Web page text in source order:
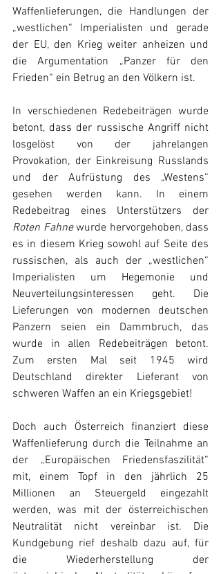
Waffenlieferungen, die Handlungen der
„westlichen“ Imperialisten und gerade
der EU, den Krieg weiter anheizen und
die Argumentation „Panzer für den
Frieden“ ein Betrug an den Völkern ist.
In verschiedenen Redebeiträgen wurde
betont, dass der russische Angriff nicht
losgelöst von der jahrelangen
Provokation, der Einkreisung Russlands
und der Aufrüstung des „Westens“
gesehen werden kann. In einem
Roten Fahne wurde hervorgehoben, dass
es in diesem Krieg sowohl auf Seite des
russischen, als auch der „westlichen“
Imperialisten um Hegemonie und
Neuverteilungsinteressen geht. Die
Lieferungen von modernen deutschen
Panzern seien ein Dammbruch, das
wurde in allen Redebeiträgen betont.
Zum ersten Mal seit 1945 wird
Deutschland direkter Lieferant von
schweren Waffen an ein Kriegsgebiet!
Doch auch Österreich finanziert diese
Waffenlieferung durch die Teilnahme an
der „Europäischen Friedensfaszilität“
mit, einem Topf in den jährlich 25
Millionen an Steuergeld eingezahlt
werden, was mit der österreichischen
Neutralität nicht vereinbar ist. Die
Kundgebung rief deshalb dazu auf, für
die Wiederherstellung der